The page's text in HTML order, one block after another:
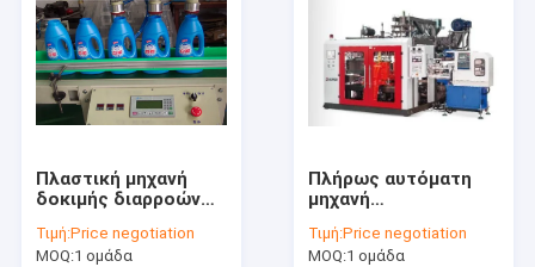
Πλαστική μηχανή
δοκιμής διαρροών
Τιμή:Price negotiation
MOQ:1 ομάδα
Πλήρως αυτόματη
μηχανή
φορμών IML
Τιμή:Price negotiation
MOQ:1 ομάδα